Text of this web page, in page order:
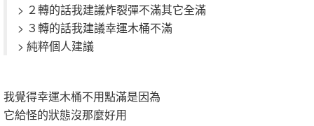
> ２轉的話我建議炸裂彈不滿其它全滿
> ３轉的話我建議幸運木桶不滿
> 純粹個人建議
我覺得幸運木桶不用點滿是因為
它給怪的狀態沒那麼好用